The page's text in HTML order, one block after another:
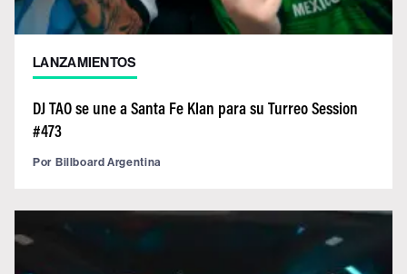
LANZAMIENTOS
DJ TAO se une a Santa Fe Klan para su Turreo Session
#473
Por Billboard Argentina